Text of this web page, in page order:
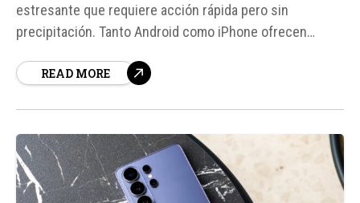
estresante que requiere acción rápida pero sin
precipitación. Tanto Android como iPhone ofrecen
bloquearlo o borrar sus datos. En este artículo, te
READ MORE